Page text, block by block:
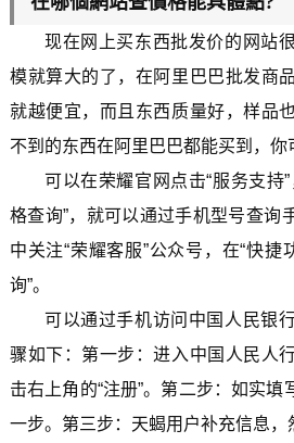
现在网上买东西批发价的网站
模就算大的了，在阿里巴巴批发商
就越便宜，而且东西质量好，样品
不到的东西在阿里巴巴都能买到，你
可以在荣耀官网点击“服务支持
格查询”，就可以通过手机型号查询
中关注“荣耀客服”公众号，在“快捷
询”。
可以通过手机访问中国人民银
骤如下：第一步：进入中国人民人
击右上角的“注册”。第二步：如实
一步。第三步：天蝎用户补充信息，